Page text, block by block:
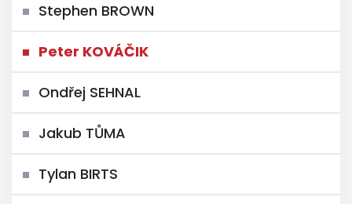
Stephen BROWN
Peter KOVÁČIK
Ondřej SEHNAL
Jakub TŮMA
Tylan BIRTS